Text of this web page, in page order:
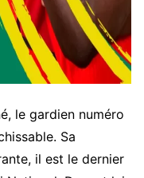
le gardien numéro
Sa
il est le dernier